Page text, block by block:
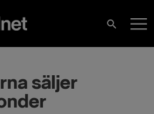
Search
säljer